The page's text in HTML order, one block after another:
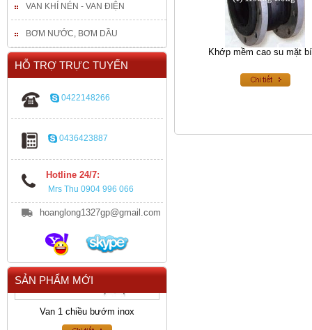
VAN KHÍ NÉN - VAN ĐIỆN
BƠM NƯỚC, BƠM DẦU
HỖ TRỢ TRỰC TUYẾN
0422148266
0436423887
Hotline 24/7:
Mrs Thu 0904 996 066
hoanglong1327gp@gmail.com
SẢN PHẨM MỚI
Van 1 chiều bướm inox
Khớp mềm cao su mặt